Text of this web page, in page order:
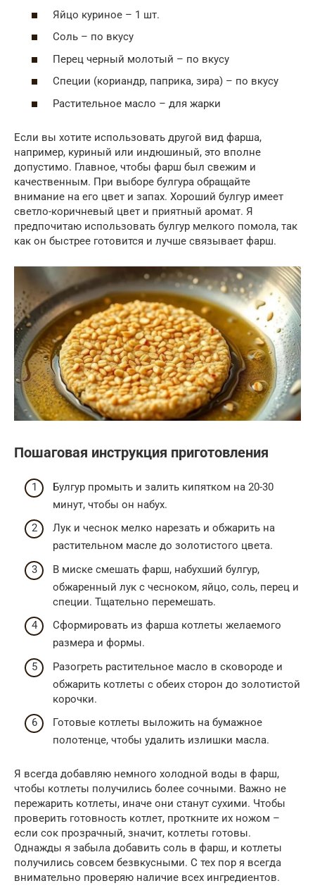
Яйцо куриное – 1 шт.
Соль – по вкусу
Перец черный молотый – по вкусу
Специи (кориандр, паприка, зира) – по вкусу
Растительное масло – для жарки
Если вы хотите использовать другой вид фарша,
например, куриный или индюшиный, это вполне
допустимо. Главное, чтобы фарш был свежим и
качественным. При выборе булгура обращайте
внимание на его цвет и запах. Хороший булгур имеет
светло-коричневый цвет и приятный аромат. Я
предпочитаю использовать булгур мелкого помола, так
как он быстрее готовится и лучше связывает фарш.
Пошаговая инструкция приготовления
Булгур промыть и залить кипятком на 20-30
минут, чтобы он набух.
Лук и чеснок мелко нарезать и обжарить на
растительном масле до золотистого цвета.
В миске смешать фарш, набухший булгур,
обжаренный лук с чесноком, яйцо, соль, перец и
специи. Тщательно перемешать.
Сформировать из фарша котлеты желаемого
размера и формы.
Разогреть растительное масло в сковороде и
обжарить котлеты с обеих сторон до золотистой
корочки.
Готовые котлеты выложить на бумажное
полотенце, чтобы удалить излишки масла.
Я всегда добавляю немного холодной воды в фарш,
чтобы котлеты получились более сочными. Важно не
пережарить котлеты, иначе они станут сухими. Чтобы
проверить готовность котлет, проткните их ножом –
если сок прозрачный, значит, котлеты готовы.
Однажды я забыла добавить соль в фарш, и котлеты
получились совсем безвкусными. С тех пор я всегда
внимательно проверяю наличие всех ингредиентов.